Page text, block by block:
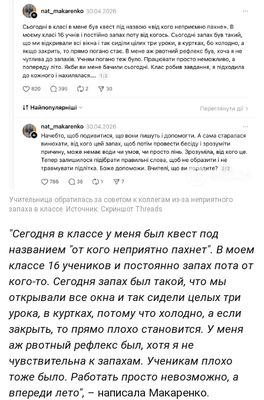
"Сегодня в классе у меня был квест под
названием "от кого неприятно пахнет". В моем
классе 16 учеников и постоянно запах пота от
кого-то. Сегодня запах был такой, что мы
открывали все окна и так сидели целых три
урока, в куртках, потому что холодно, а если
закрыть, то прямо плохо становится. У меня
аж рвотный рефлекс был, хотя я не
чувствительна к запахам. Ученикам плохо
тоже было. Работать просто невозможно, а
впереди лето", – написала Макаренко.